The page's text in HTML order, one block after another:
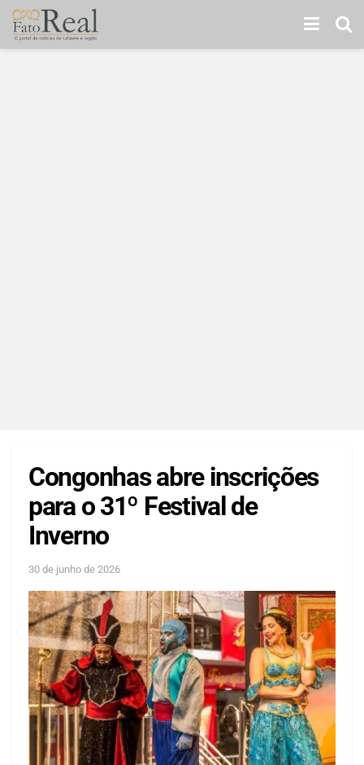
Congonhas abre inscrições
para o 31º Festival de
Inverno
30 de junho de 2026